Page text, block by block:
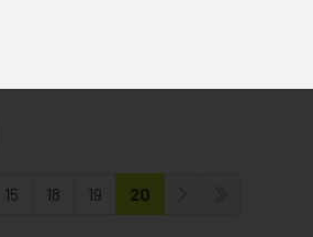
15 18 19 20